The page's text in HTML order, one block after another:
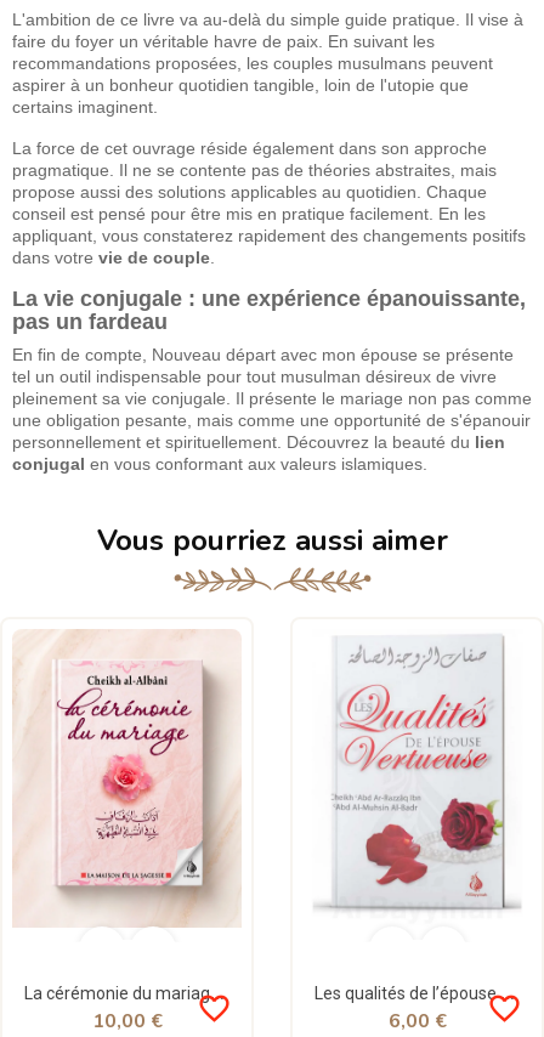
L'ambition de ce livre va au-delà du simple guide pratique. Il vise à
faire du foyer un véritable havre de paix. En suivant les
recommandations proposées, les couples musulmans peuvent
aspirer à un bonheur quotidien tangible, loin de l'utopie que
certains imaginent.
La force de cet ouvrage réside également dans son approche
pragmatique. Il ne se contente pas de théories abstraites, mais
propose aussi des solutions applicables au quotidien. Chaque
conseil est pensé pour être mis en pratique facilement. En les
appliquant, vous constaterez rapidement des changements positifs
dans votre vie de couple
La vie conjugale : une expérience épanouissante,
pas un fardeau
En fin de compte, Nouveau départ avec mon épouse se présente
tel un outil indispensable pour tout musulman désireux de vivre
pleinement sa vie conjugale. Il présente le mariage non pas comme
une obligation pesante, mais comme une opportunité de s'épanouir
personnellement et spirituellement. Découvrez la beauté du lien
conjugal en vous conformant aux valeurs islamiques.
Vous pourriez aussi aimer
La cérémonie du mariage - al Albani - La maison de la sagesse
favorite_border
10,00 €
Les qualités de l’épouse vertueuse - Shaykh Al-Badr - Al Bayyinah
favorite_border
6,00 €